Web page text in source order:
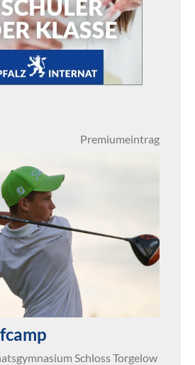
Premiumeintrag
Schloss Torgelow